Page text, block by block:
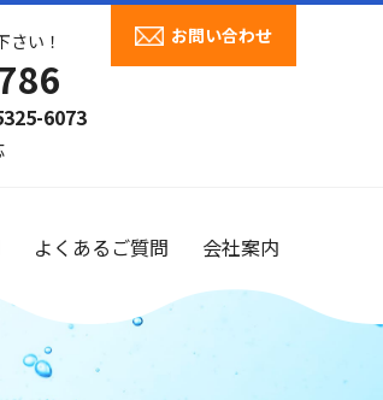
い！
6073
お問い合わせ
よくあるご質問 会社案内